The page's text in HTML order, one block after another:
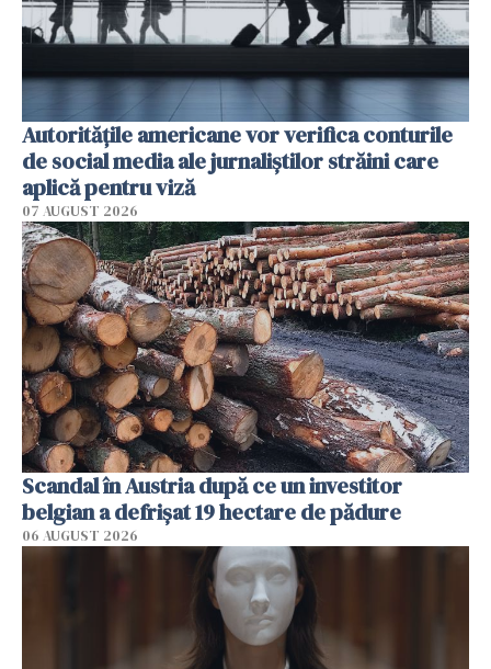
Autorităţile americane vor verifica conturile
de social media ale jurnaliştilor străini care
aplică pentru viză
07 AUGUST 2026
Scandal în Austria după ce un investitor
belgian a defrișat 19 hectare de pădure
06 AUGUST 2026